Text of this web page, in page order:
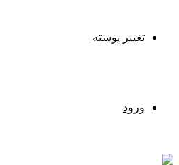
تغییر پوسته
ورود